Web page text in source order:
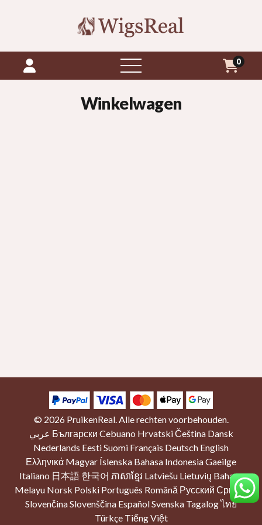
menu
openen
0
Winkelwagen
© 2026 PruikenReal. Alle rechten voorbehouden.
عربي Български Cebuano HrvatskiČeština Dansk
Nederlands EestiSuomi Français Deutsch English
Ελληνικά Magyar Íslenska Bahasa IndonesiaGaeilge
Italiano 日本語 한국어 ភាសាខ្មែរ Latviešu Lietuvių Bahasa
Melayu Norsk Polski Português Română Русский Српски
SlovenčinaSlovenščina EspañolSvenska Tagalogไทย
Türkçe Tiếng Việt